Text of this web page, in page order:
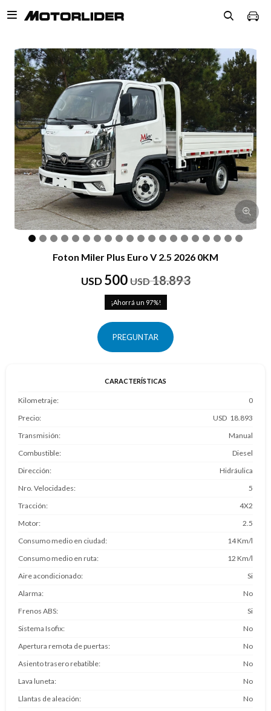

Foton Miler Plus Euro V 2.5 2026 0KM
USD 500 USD18.893
97
PREGUNTAR
CARACTERÍSTICAS
Kilometraje
0
Precio
18.893
Transmisión
Manual
Combustible
Diesel
Dirección
Hidráulica
Nro. Velocidades
5
Tracción
4X2
Motor
2.5
Consumo medio en ciudad
14 Km/l
Consumo medio en ruta
12 Km/l
Aire acondicionado
Si
Alarma
No
Frenos ABS
Si
Sistema Isofix
No
Apertura remota de puertas
No
Asiento trasero rebatible
No
Lava luneta
No
Llantas de aleación
No